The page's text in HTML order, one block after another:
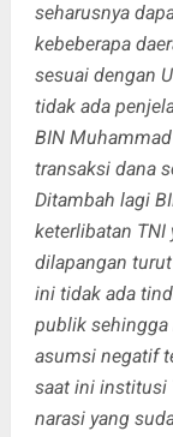
seharusnya
kebeberapa
sesuai dengan
tidak ada
BIN
transaksi dana
Ditambah lagi
keterlibatan TNI
dilapangan
ini tidak ada
publik sehingga
asumsi negatif
saat ini institusi
narasi yang